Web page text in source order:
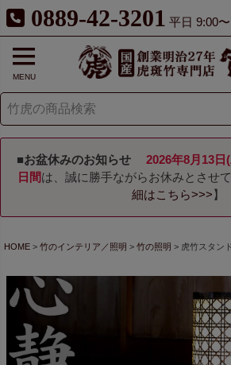
0889-42-3201 平日 9:00
MENU
■お盆休みのお知らせ
2026年8月13日
日間は、誠に勝手ながらお休みとさせ
細はこちら>>> 】
HOME 竹のインテリア／照明 竹の照明 虎竹スタン